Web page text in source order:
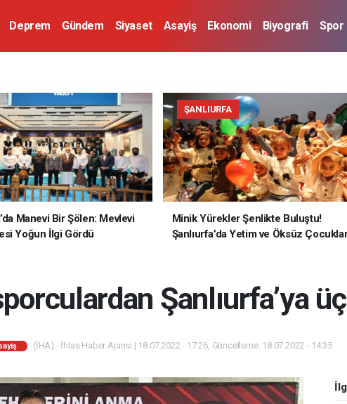
Deprem Gündem Siyaset Asayiş Ekonomi Biyografi Spor
Manevi Bir Şölen: Mevlevi
Yoğun İlgi Gördü
ŞANLIURFA
Minik Yürekler Şenlikte Buluştu!
Şanlıurfa’da Yetim ve Öksüz
Şanlıurfa’ya
(İHA) - İhlas Haber Ajansı | 18.07.2022 - 17:26, Güncelleme: 18.07.2022 - 14:35